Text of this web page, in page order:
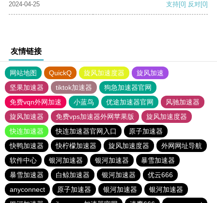
2024-04-25 支持[0] 反对[0]
友情链接
网站地图 QuickQ 旋风加速度器
旋风加速
坚果加速器
tiktok加速器
狗急加速器官网
免费vqn外网加速
小蓝鸟 优途加速器官网
风驰加速器
旋风加速器
免费vps加速器外网苹果版
旋风加速度器
快连加速器
快连加速器官网入口
原子加速器
快鸭加速器
快柠檬加速器 旋风加速度器
外网网址导航
软件中心
银河加速器 银河加速器
暴雪加速器
暴雪加速器
白鲸加速器 银河加速器
优云666
anyconnect
原子加速器 银河加速器
银河加速器